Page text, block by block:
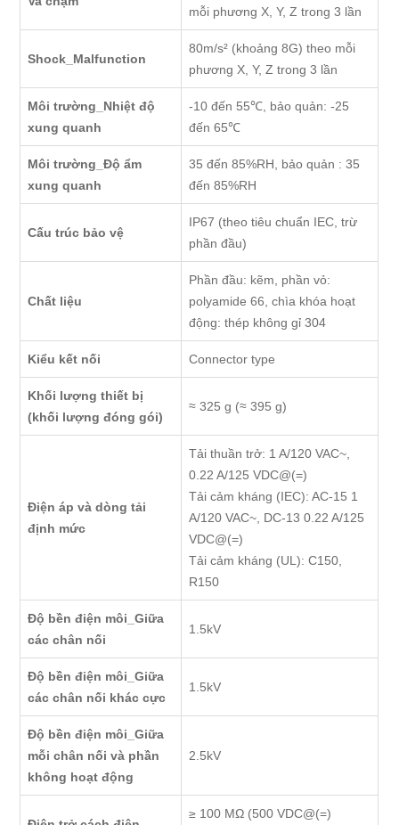
mỗi phương X, Y, Z trong 3 lần
Shock_Malfunction
80m/s² (khoảng 8G) theo mỗi
phương X, Y, Z trong 3 lần
Môi trường_Nhiệt độ
xung quanh
-10 đến 55℃, bảo quản: -25
đến 65℃
Môi trường_Độ ẩm
xung quanh
35 đến 85%RH, bảo quản : 35
đến 85%RH
Cấu trúc bảo vệ
IP67 (theo tiêu chuẩn IEC, trừ
phần đầu)
Chất liệu
Phần đầu: kẽm, phần vỏ:
polyamide 66, chìa khóa hoạt
động: thép không gỉ 304
Kiểu kết nối Connector type
Khối lượng thiết bị
(khối lượng đóng gói)
≈ 325 g (≈ 395 g)
Điện áp và dòng tải
định mức
Tải thuần trở: 1 A/120 VAC~,
0.22 A/125 VDC@(=)
Tải cảm kháng (IEC): AC-15 1
A/120 VAC~, DC-13 0.22 A/125
VDC@(=)
Tải cảm kháng (UL): C150,
R150
Độ bền điện môi_Giữa
các chân nối
1.5kV
Độ bền điện môi_Giữa
các chân nối khác cực
1.5kV
Độ bền điện môi_Giữa
mỗi chân nối và phần
không hoạt động
2.5kV
≥ 100 MΩ (500 VDC@(=)